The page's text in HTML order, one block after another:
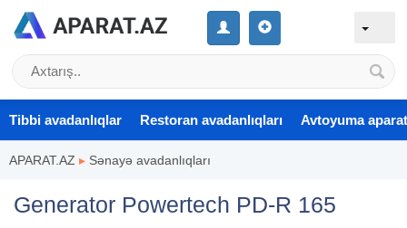
Tibbi avadanlıqlar Restoran avadanlıqları Avtoyuma
APARAT.AZ ▸ Sənayə avadanlıqları
Generator Powertech PD-R 165